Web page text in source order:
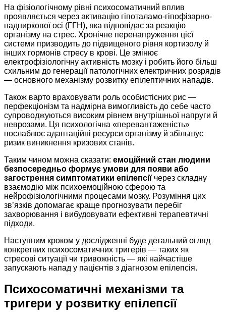
На фізіологічному рівні психосоматичний вплив
проявляється через активацію гіпоталамо-гіпофізарно-
надниркової осі (ГГН), яка відповідає за реакцію
організму на стрес. Хронічне перенапруження цієї
системи призводить до підвищеного рівня кортизолу й
інших гормонів стресу в крові. Це змінює
електрофізіологічну активність мозку і робить його більш
схильним до генерації патологічних електричних розрядів
— основного механізму розвитку епілептичних нападів.
Також варто враховувати роль особистісних рис —
перфекціонізм та надмірна вимогливість до себе часто
супроводжуються високим рівнем внутрішньої напруги й
неврозами. Ця психологічна «перевантаженість»
послаблює адаптаційні ресурси організму й збільшує
ризик виникнення кризових станів.
Таким чином можна сказати: емоційний стан людини
безпосередньо формує умови для появи або
загострення симптоматики епілепсії через складну
взаємодію між психоемоційною сферою та
нейрофізіологічними процесами мозку. Розуміння цих
зв’язків допомагає краще прогнозувати перебіг
захворювання і вибудовувати ефективні терапевтичні
підходи.
Наступним кроком у дослідженні буде детальний огляд
конкретних психосоматичних тригерів — таких як
стресові ситуації чи тривожність — які найчастіше
запускають напад у пацієнтів з діагнозом епілепсія.
Психосоматичні механізми та
тригери у розвитку епілепсії